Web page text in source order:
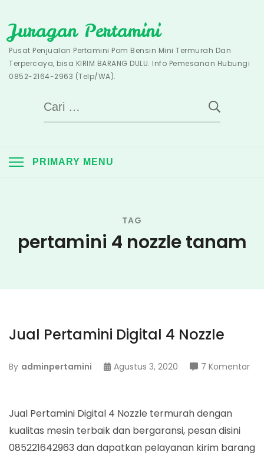
to
content
Juragan Pertamini
Pusat Penjualan Pertamini Pom Bensin Mini Termurah Dan
Terpercaya, bisa KIRIM BARANG DULU. Info Pemesanan Hubungi
0852-2164-2963 (Telp/WA).
Cari
untuk:
PRIMARY MENU
TAG
pertamini 4 nozzle tanam
Jual Pertamini Digital 4 Nozzle
By adminpertamini Agustus 3, 2020 7 Komentar
Jual Pertamini Digital 4 Nozzle termurah dengan
kualitas mesin terbaik dan bergaransi, pesan disini
085221642963 dan dapatkan pelayanan kirim barang